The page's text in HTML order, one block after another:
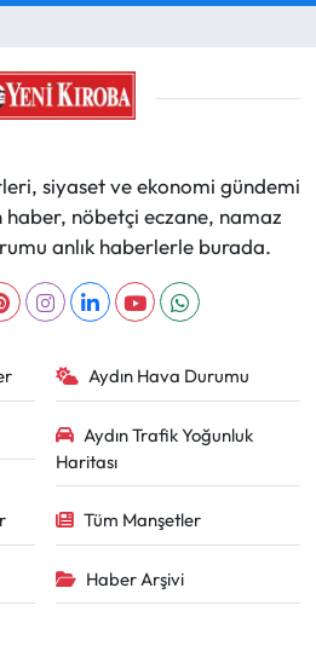
siyaset ve ekonomi gündemi
haber, nöbetçi eczane, namaz
anlık haberlerle burada.
Aydın Hava Durumu
Aydın Trafik Yoğunluk
Haritası
Tüm Manşetler
Haber Arşivi